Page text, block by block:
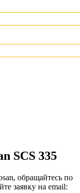
SCS 335
обращайтесь по
заявку на email: